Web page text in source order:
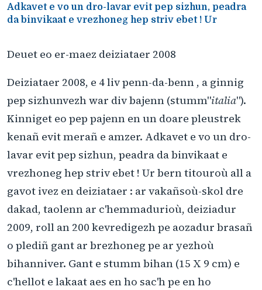
Adkavet e vo un dro-lavar evit pep sizhun, peadra
da binvikaat e vrezhoneg hep striv ebet ! Ur
Deuet eo er-maez deiziataer 2008
Deiziataer 2008, e 4 liv penn-da-benn , a ginnig
pep sizhunvezh war div bajenn (stumm"italia").
Kinniget eo pep pajenn en un doare pleustrek
kenañ evit merañ e amzer. Adkavet e vo un dro-
lavar evit pep sizhun, peadra da binvikaat e
vrezhoneg hep striv ebet ! Ur bern titouroù all a
gavot ivez en deiziataer : ar vakañsoù-skol dre
dakad, taolenn ar c'hemmadurioù, deiziadur
2009, roll an 200 kevredigezh pe aozadur brasañ
o plediñ gant ar brezhoneg pe ar yezhoù
bihanniver. Gant e stumm bihan (15 X 9 cm) e
c'hellot e lakaat aes en ho sac'h pe en ho